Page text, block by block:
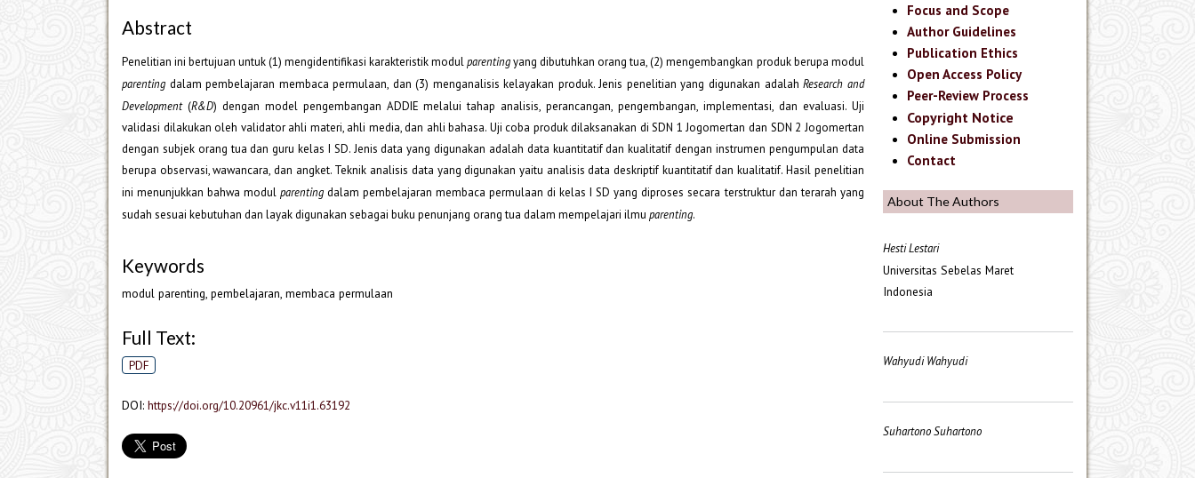
Focus and Scope
Author Guidelines
Publication Ethics
Open Access Policy
Peer-Review Process
Copyright Notice
Online Submission
Contact
About The Authors
Hesti Lestari
Universitas Sebelas Maret
Indonesia
Wahyudi Wahyudi
Suhartono Suhartono
Abstract
Penelitian ini bertujuan untuk (1) mengidentifikasi karakteristik modulparentingyang dibutuhkan orang tua, (2) mengembangkan produk berupa modul
parenting dalam pembelajaran membaca permulaan, dan (3) menganalisis kelayakan produk. Jenis penelitian yang digunakan adalahResearch and
Development (R&D) dengan model pengembangan ADDIE melalui tahap analisis, perancangan, pengembangan, implementasi, dan evaluasi. Uji
validasi dilakukan oleh validator ahli materi, ahli media, dan ahli bahasa. Uji coba produk dilaksanakan di SDN 1 Jogomertan dan SDN 2 Jogomertan
dengan subjek orang tua dan guru kelas I SD. Jenis data yang digunakan adalah data kuantitatif dan kualitatif dengan instrumen pengumpulan data
berupa observasi, wawancara, dan angket. Teknik analisis data yang digunakan yaitu analisis data deskriptif kuantitatif dan kualitatif. Hasil penelitian
ini menunjukkan bahwa modulparentingdalam pembelajaran membaca permulaan di kelas I SD yang diproses secara terstruktur dan terarah yang
sudah sesuai kebutuhan dan layak digunakan sebagai buku penunjang orang tua dalam mempelajari ilmu parenting.
Keywords
modul parenting, pembelajaran, membaca permulaan
Full Text:
PDF
DOI: https://doi.org/10.20961/jkc.v11i1.63192